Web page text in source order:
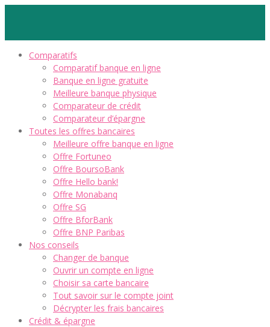
Comparatifs
Comparatif banque en ligne
Banque en ligne gratuite
Meilleure banque physique
Comparateur de crédit
Comparateur d’épargne
Toutes les offres bancaires
Meilleure offre banque en ligne
Offre Fortuneo
Offre BoursoBank
Offre Hello bank!
Offre Monabanq
Offre SG
Offre BforBank
Offre BNP Paribas
Nos conseils
Changer de banque
Ouvrir un compte en ligne
Choisir sa carte bancaire
Tout savoir sur le compte joint
Décrypter les frais bancaires
Crédit & épargne